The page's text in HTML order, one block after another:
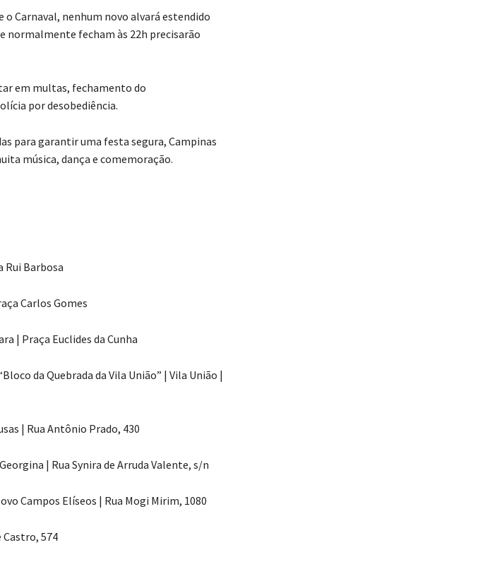
o Carnaval, nenhum novo alvará estendido
normalmente fecham às 22h precisarão
em multas, fechamento do
por desobediência.
para garantir uma festa segura, Campinas
música, dança e comemoração.
Rui Barbosa
Carlos Gomes
| Praça Euclides da Cunha
da Quebrada da Vila União” | Vila União |
| Rua Antônio Prado, 430
| Rua Synira de Arruda Valente, s/n
Campos Elíseos | Rua Mogi Mirim, 1080
Castro, 574